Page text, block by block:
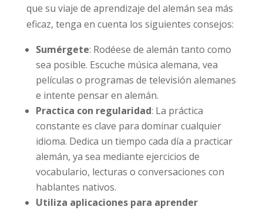
que su viaje de aprendizaje del alemán sea más
eficaz, tenga en cuenta los siguientes consejos:
Sumérgete: Rodéese de alemán tanto como
sea posible. Escuche música alemana, vea
películas o programas de televisión alemanes
e intente pensar en alemán.
Practica con regularidad: La práctica
constante es clave para dominar cualquier
idioma. Dedica un tiempo cada día a practicar
alemán, ya sea mediante ejercicios de
vocabulario, lecturas o conversaciones con
hablantes nativos.
Utiliza aplicaciones para aprender